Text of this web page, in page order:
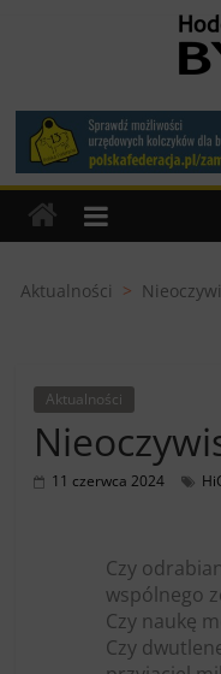
i
Chów
Bydła
dla
Hodowców
Bydła
Aktualności >
Aktualności
11 czerwca 2024
Czy
wspólnego
Czy naukę
Czy